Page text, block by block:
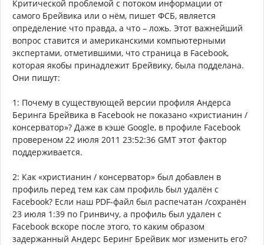
Критической проблемой с потоком информации от
самого Брейвика или о нём, пишет ФСБ, является
определение что правда, а что – ложь. Этот важнейший
вопрос ставится и американскими компьютерными
экспертами, отметившими, что страница в Facebook,
которая якобы принадлежит Брейвику, была подделана.
Они пишут:
1: Почему в существующей версии профиля Андерса
Беринга Брейвика в Facebook не показано «христианин /
консерватор»? Даже в кэше Google, в профиле Facebook
провереном 22 июля 2011 23:52:36 GMT этот фактор
поддерживается.
2: Как «христианин / консерватор» был добавлен в
профиль перед тем как сам профиль был удалён с
Facebook? Если наш PDF-файл был распечатан /сохранён
23 июля 1:39 по Гринвичу, а профиль был удален с
Facebook вскоре после этого, то каким образом
задержанный Андерс Беринг Брейвик мог изменить его?